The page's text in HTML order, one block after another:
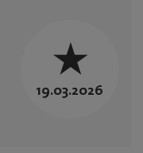
19.03.2026